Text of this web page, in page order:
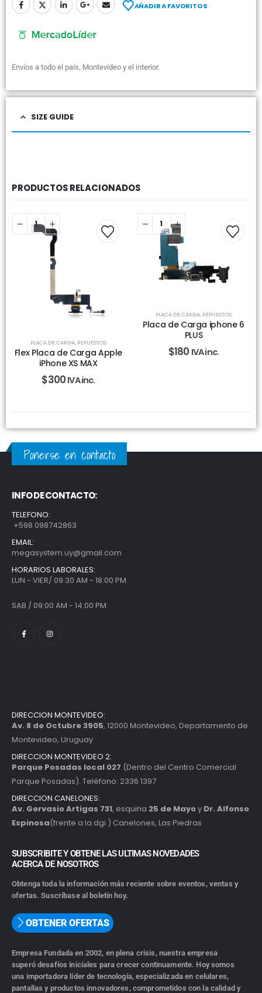
AÑADIR A FAVORITOS
Envíos a todo el país, Montevideo y el interior.
SIZE GUIDE
PRODUCTOS RELACIONADOS
PLACA DE CARGA, REPUESTOS
Flex Placa de Carga Apple
iPhone XS MAX
$300 IVA inc.
PLACA DE CARGA, REPUESTOS
Placa de Carga iphone 6
PLUS
$180 IVA inc.
Ponerse en contacto
INFO DE CONTACTO:
TELEFONO:
+598 098742863
EMAIL:
megasystem.uy@gmail.com
HORARIOS LABORALES:
LUN - VIER/ 09:30 AM - 18:00 PM
SAB / 09:00 AM - 14:00 PM
DIRECCION MONTEVIDEO:
Av. 8 de Octubre 3905, 12000 Montevideo, Departamento de
Montevideo, Uruguay
DIRECCION MONTEVIDEO 2:
Parque Posadas local 027 (Dentro del Centro Comercial
Parque Posadas). Teléfono: 2336 1397
DIRECCION CANELONES:
Av. Gervasio Artigas 731, esquina 25 de Mayoy Dr. Alfonso
Espinosa(frente a la dgi ) Canelones, Las Piedras
SUBSCRIBITE Y OBTENE LAS ULTIMAS NOVEDADES
ACERCA DE NOSOTROS
Obtenga toda la información más reciente sobre eventos, ventas y
ofertas. Suscríbase al boletín hoy.
OBTENER OFERTAS
Empresa Fundada en 2002, en plena crisis, nuestra empresa
superó desafíos iniciales para crecer continuamente. Hoy somos
una importadora líder de tecnología, especializada en celulares,
pantallas y productos innovadores, comprometidos con la calidad y